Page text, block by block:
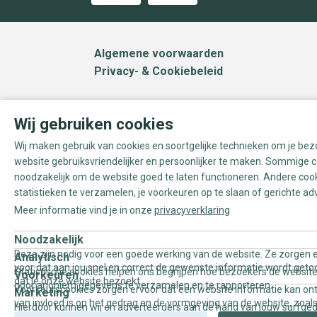
Algemene voorwaarden
Privacy- & Cookiebeleid
Wij gebruiken cookies
Wij maken gebruik van cookies en soortgelijke technieken om je
website gebruiksvriendelijker en persoonlijker te maken. Sommige
noodzakelijk om de website goed te laten functioneren. Andere
statistieken te verzamelen, je voorkeuren op te slaan of gerichte
Meer informatie vind je in onze privacyverklaring
Noodzakelijk
Deze zijn nodig voor een goede werking van de website. Ze zorgen
voor dat aan jou snel en correct de gewenste informatie wordt
dat je onze website bezoekt.
Analytisch
Statistische cookies helpen ons begrijpen hoe bezoekers de
door anoniem gegevens te verzamelen en te rapporteren.
Voorkeuren
Voorkeurscookies zorgen ervoor dat een website informatie kan
van invloed is op het gedrag en de vormgeving van de website,
Marketing
Hierdoor kunnen wij en adverteerders aan de hand van jouw